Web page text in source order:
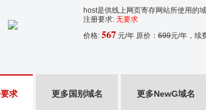
host是供线上网页寄存网站所使用的
注册要求: 无要求
价格: 567 元/年 原价： 699元/年，续
求 更多国别域名 更多NewG域名